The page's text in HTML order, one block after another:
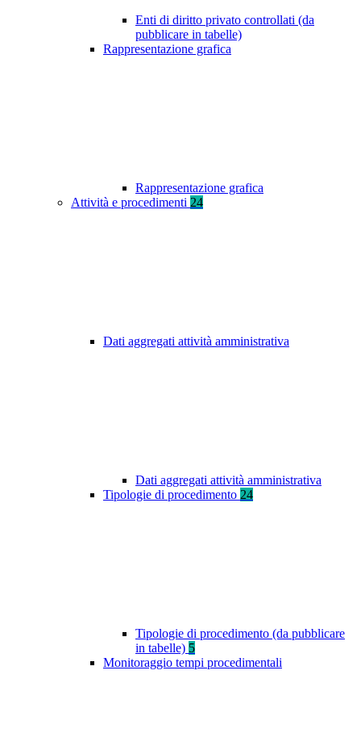
Enti di diritto privato controllati (da
pubblicare in tabelle)
Rappresentazione grafica
Rappresentazione grafica
Attività e procedimenti 24
Dati aggregati attività amministrativa
Dati aggregati attività amministrativa
Tipologie di procedimento 24
Tipologie di procedimento (da pubblicare
in tabelle) 5
Monitoraggio tempi procedimentali